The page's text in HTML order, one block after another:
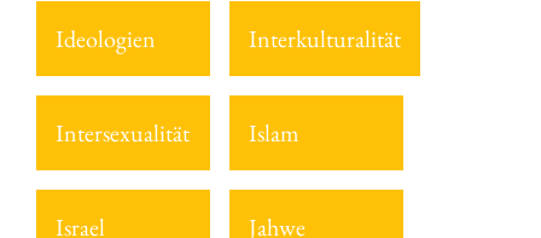
Ideologien Interkulturalität
Intersexualität Islam
Israel Jahwe